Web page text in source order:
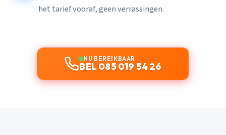
het tarief vooraf, geen verrassingen.
NU BEREIKBAAR
BEL 085 019 54 26